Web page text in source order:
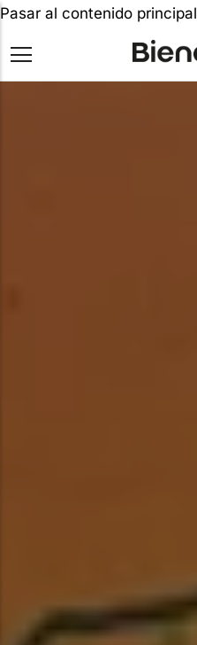
Pasar al contenido principal